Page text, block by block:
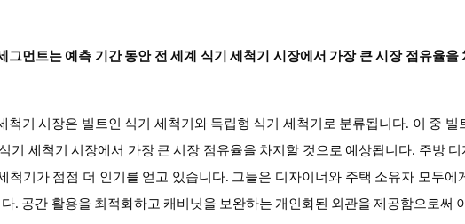
그먼트는 예측 기간 동안 전 세계 식기 세척기 시장에서 가장 큰 시장 점유율을
척기 시장은 빌트인 식기 세척기와 독립형 식기 세척기로 분류됩니다. 이 중 빌
기 세척기 시장에서 가장 큰 시장 점유율을 차지할 것으로 예상됩니다. 주방 디
척기가 점점 더 인기를 얻고 있습니다. 그들은 디자이너와 주택 소유자 모두에
. 공간 활용을 최적화하고 캐비닛을 보완하는 개인화된 외관을 제공함으로써